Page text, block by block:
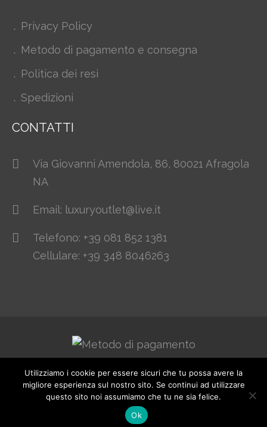
Privacy Policy
Metodo di pagamento e consegna
Politica dei resi
Spedizioni
CONTATTI
Via Giovanni Amendola, 86, 80021 Afragola
NA
Email: luxuryoutlet@live.it
Telefono: +39 081 852 1381
Cellulare: +39 348 8046263
© 2021. All Rights Reserved. Designed by
www.webhousesas.net
Utilizziamo i cookie per essere sicuri che tu possa avere la
migliore esperienza sul nostro sito. Se continui ad utilizzare
questo sito noi assumiamo che tu ne sia felice.
Ok